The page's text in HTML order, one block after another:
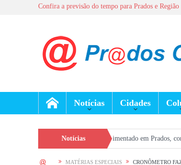
Confira a previsão do tempo para Prados e Região
Notícias Cidades
Notícias
terá fim de semana movimentado em Prados, com show
HOME MATÉRIAS ESPECIAIS CRONÔMETRO